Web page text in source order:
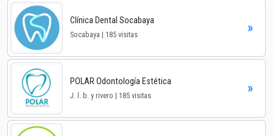
Clínica Dental Socabaya
Socabaya | 185 visitas »
POLAR Odontología Estética
J. l. b. y rivero | 185 visitas »